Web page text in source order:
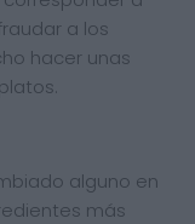
a los
hacer unas
alguno en
más